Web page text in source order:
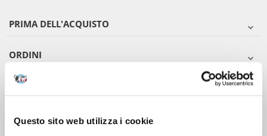
Questo sito web utilizza i cookie
PRIMA DELL'ACQUISTO
ORDINI
DOPO L'ACQUISTO
VIENI A CONOSCERCI